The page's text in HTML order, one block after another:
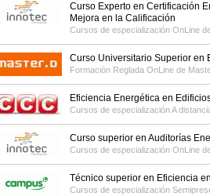
Curso Experto en Certificación
Mejora en la Calificación
Cursos de especialización OnLine
Curso Universitario Superior en
Formación Reglada OnLine de
Eficiencia Energética en
Cursos de especialización A
Curso superior en Auditorías
Cursos de especialización OnLine
Técnico superior en Eficiencia
Cursos de especialización